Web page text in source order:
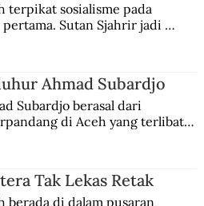
Perjalanan Pulang
terpikat sosialisme pada
Sutan Sjahrir jadi
Ahmad Subardjo
Subardjo berasal dari
di Aceh yang terlibat
Tak Lekas Retak
berada di dalam pusaran